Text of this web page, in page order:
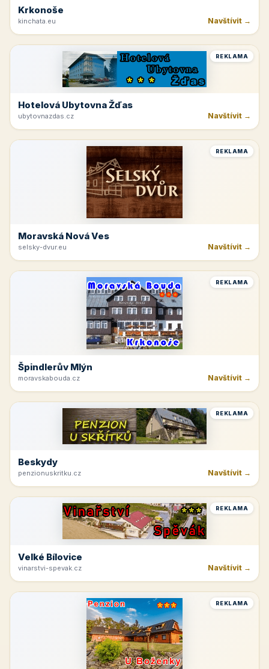
Krkonoše
kinchata.eu Navštívit →
REKLAMA
Hotelová Ubytovna Žďas
ubytovnazdas.cz Navštívit →
REKLAMA
Moravská Nová Ves
selsky-dvur.eu Navštívit →
REKLAMA
Špindlerův Mlýn
moravskabouda.cz Navštívit →
REKLAMA
Beskydy
penzionuskritku.cz Navštívit →
REKLAMA
Velké Bílovice
vinarstvi-spevak.cz Navštívit →
REKLAMA